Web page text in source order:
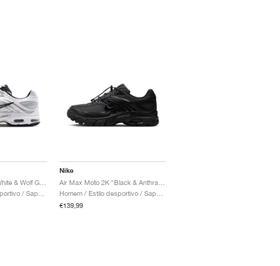
Air Max Moto 2K "White & Wolf Grey"
Nike
€139,99